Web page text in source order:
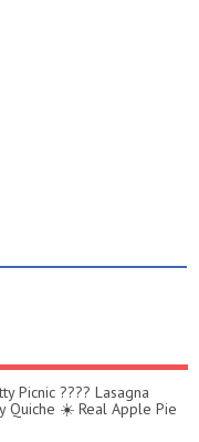
Picnic ???? Lasagna
Quiche ☀️ Real Apple Pie